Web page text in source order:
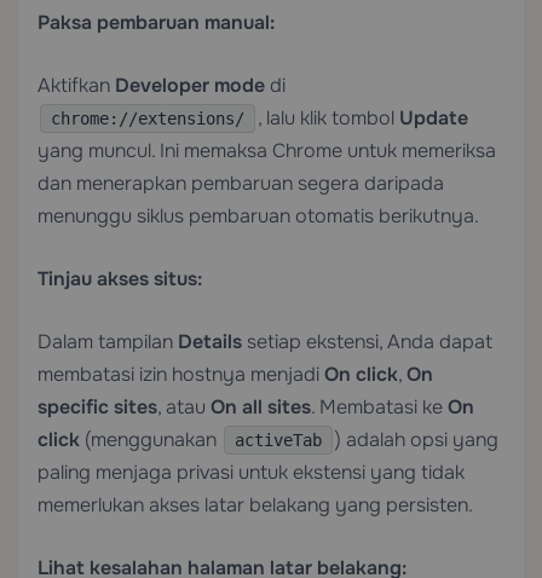
Paksa pembaruan manual:
Aktifkan Developer mode di
chrome://extensions/ , lalu klik tombol Update
yang muncul. Ini memaksa Chrome untuk memeriksa
dan menerapkan pembaruan segera daripada
menunggu siklus pembaruan otomatis berikutnya.
Tinjau akses situs:
Dalam tampilan Details setiap ekstensi, Anda dapat
membatasi izin hostnya menjadiOn click,On
specific sites, atau On all sites. Membatasi keOn
click (menggunakan activeTab
) adalah opsi yang
paling menjaga privasi untuk ekstensi yang tidak
memerlukan akses latar belakang yang persisten.
Lihat kesalahan halaman latar belakang: